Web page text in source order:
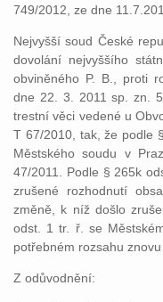
749/2012, ze dne
Nejvyšší soud České
dovolání nejvyššího
obviněného P. B., proti
dne 22. 3. 2011 sp. zn.
trestní věci vedené u
T 67/2010, tak, že podle
Městského soudu v
47/2011. Podle § 265k
zrušené rozhodnutí
změně, k níž došlo
odst. 1 tr. ř. se
potřebném rozsahu
Z odůvodnění: